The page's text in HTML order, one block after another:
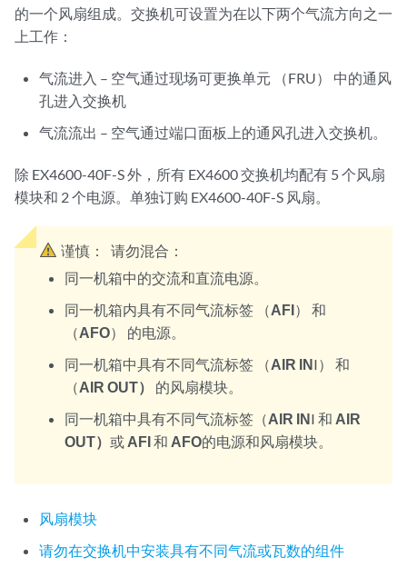
的一个风扇组成。交换机可设置为在以下两个气流方向之一
上工作：
气流进入 – 空气通过现场可更换单元 （FRU） 中的通风
孔进入交换机
气流流出 – 空气通过端口面板上的通风孔进入交换机。
除 EX4600-40F-S 外，所有 EX4600 交换机均配有 5 个风扇
模块和 2 个电源。单独订购 EX4600-40F-S 风扇。
谨慎：
请勿混合：
同一机箱中的交流和直流电源。
同一机箱内具有不同气流标签 （AFI） 和
（AFO） 的电源。
同一机箱中具有不同气流标签 （AIR INI） 和
（AIR OUT）
的风扇模块。
同一机箱中具有不同气流标签（AIR INI 和 AIR
OUT）或 AFI和 AFO的电源和风扇模块。
风扇模块
请勿在交换机中安装具有不同气流或瓦数的组件